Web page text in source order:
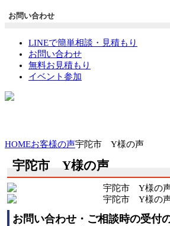
お問い合わせ
LINEで簡単相談・見積もり
お問い合わせ
無料お見積もり
イベント参加
HOMEお客様の声宇陀市 Y様の声
宇陀市 Y様の声
お問い合わせ・ご相談時の受付